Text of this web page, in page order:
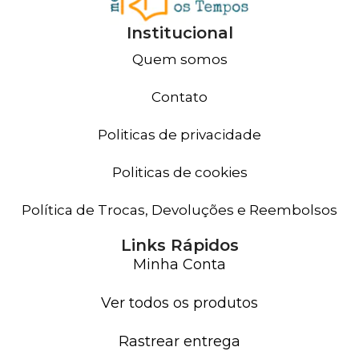
Institucional
Quem somos
Contato
Politicas de privacidade
Politicas de cookies
Política de Trocas, Devoluções e Reembolsos
Links Rápidos
Minha Conta
Ver todos os produtos
Rastrear entrega